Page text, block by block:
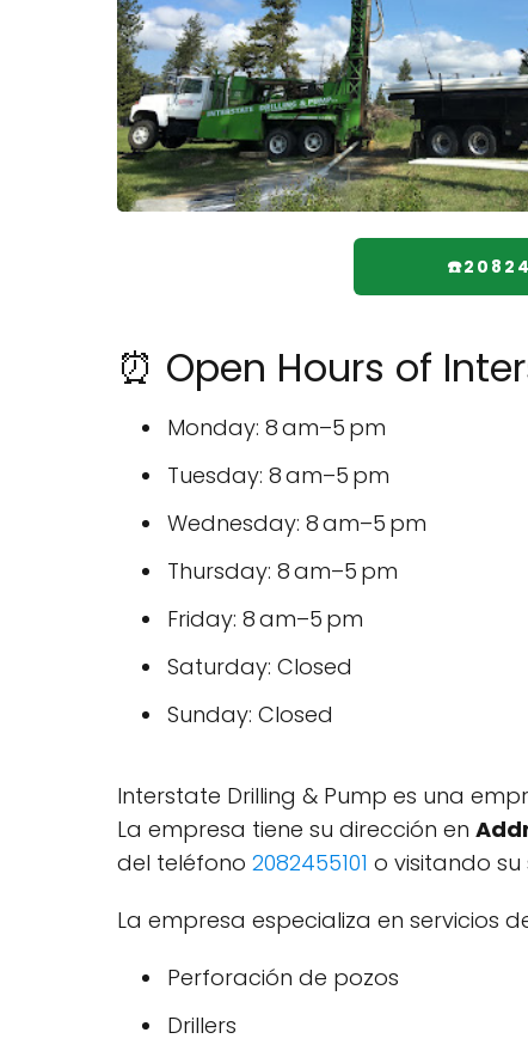
⏰ Open Hours of
Monday: 8 am–5 pm
Tuesday: 8 am–5 pm
Wednesday: 8 am–5 pm
Thursday: 8 am–5 pm
Friday: 8 am–5 pm
Saturday: Closed
Sunday: Closed
Interstate Drilling & Pump es una
La empresa tiene su dirección en
del teléfono 2082455101 o visitando su
La empresa especializa en servicios
Perforación de pozos
Drillers